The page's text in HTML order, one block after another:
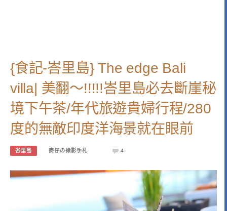
{食記-峇里島} The edge Bali
villa| 美翻～!!!!!峇里島必去斷崖秘
境下午茶/年代旅遊貴婦行程/280
度的無敵印度洋海景就在眼前
峇里島 麥仔の攝影手札 4